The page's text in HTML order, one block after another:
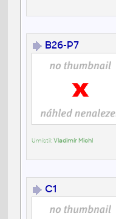
B26-P7
Umístil:Vladimír Michl
C1